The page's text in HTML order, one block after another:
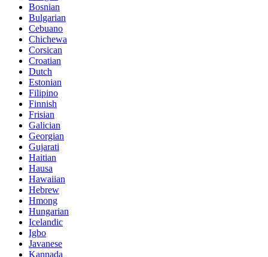
Bosnian
Bulgarian
Cebuano
Chichewa
Corsican
Croatian
Dutch
Estonian
Filipino
Finnish
Frisian
Galician
Georgian
Gujarati
Haitian
Hausa
Hawaiian
Hebrew
Hmong
Hungarian
Icelandic
Igbo
Javanese
Kannada